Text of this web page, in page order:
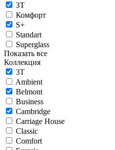
3T
Комфорт
S+
Standart
Superglass
Показать все
Коллекция
3T
Ambient
Belmont
Business
Cambridge
Carriage House
Classic
Comfort